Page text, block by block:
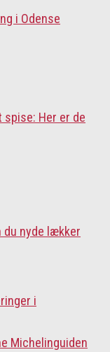
i Odense
Her er de
du nyde lækker
i